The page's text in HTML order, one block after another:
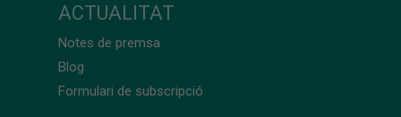
ACTUALITAT
Notes de premsa
Blog
Formulari de subscripció